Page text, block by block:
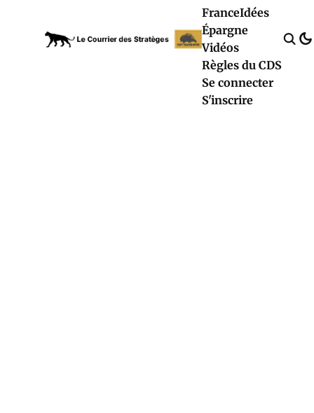
FranceIdées
Épargne
Vidéos
Règles du CDS
Se connecter
S'inscrire